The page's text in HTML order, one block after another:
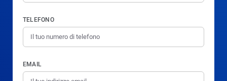
TELEFONO
EMAIL